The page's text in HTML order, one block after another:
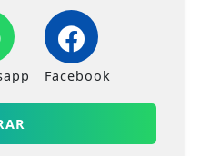
Facebook